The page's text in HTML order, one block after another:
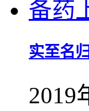
实至名
2019